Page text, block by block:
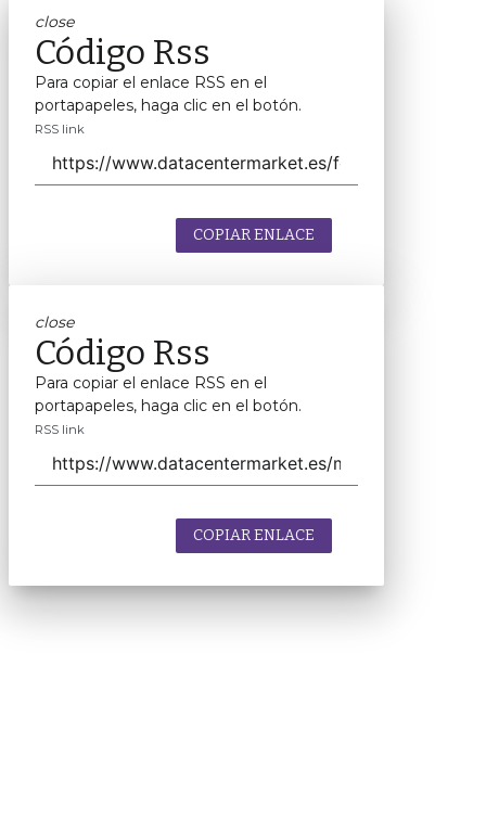
close
Código Rss
Para copiar el enlace RSS en el
portapapeles, haga clic en el botón.
RSS link
COPIAR ENLACE
close
Código Rss
Para copiar el enlace RSS en el
portapapeles, haga clic en el botón.
RSS link
COPIAR ENLACE